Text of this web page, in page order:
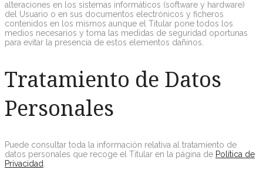
alteraciones en los sistemas informáticos (software y hardware)
del Usuario o en sus documentos electrónicos y ficheros
contenidos en los mismos aunque el Titular pone todos los
medios necesarios y toma las medidas de seguridad oportunas
para evitar la presencia de estos elementos dañinos.
Tratamiento de Datos
Personales
Puede consultar toda la información relativa al tratamiento de
datos personales que recoge el Titular en la página de Política de
Privacidad